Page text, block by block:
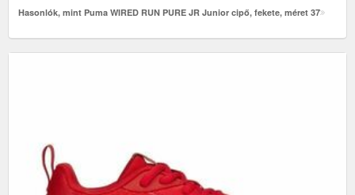
Hasonlók, mint Puma WIRED RUN PURE JR Junior cipő, fekete, méret 37